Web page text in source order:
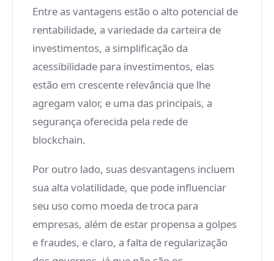
Entre as vantagens estão o alto potencial de
rentabilidade, a variedade da carteira de
investimentos, a simplificação da
acessibilidade para investimentos, elas
estão em crescente relevância que lhe
agregam valor, e uma das principais, a
segurança oferecida pela rede de
blockchain.
Por outro lado, suas desvantagens incluem
sua alta volatilidade, que pode influenciar
seu uso como moeda de troca para
empresas, além de estar propensa a golpes
e fraudes, e claro, a falta de regularização